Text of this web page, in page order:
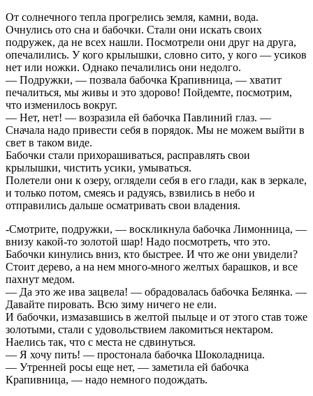
От солнечного тепла прогрелись земля, камни, вода.
Очнулись ото сна и бабочки. Стали они искать своих
подружек, да не всех нашли. Посмотрели они друг на друга,
опечалились. У кого крылышки, словно сито, у кого — усиков
нет или ножки. Однако печалились они недолго.
— Подружки, — позвала бабочка Крапивница, — хватит
печалиться, мы живы и это здорово! Пойдемте, посмотрим,
что изменилось вокруг.
— Нет, нет! — возразила ей бабочка Павлиний глаз. —
Сначала надо привести себя в порядок. Мы не можем выйти в
свет в таком виде.
Бабочки стали прихорашиваться, расправлять свои
крылышки, чистить усики, умываться.
Полетели они к озеру, оглядели себя в его глади, как в зеркале,
и только потом, смеясь и радуясь, взвились в небо и
отправились дальше осматривать свои владения.
-Смотрите, подружки, — воскликнула бабочка Лимонница, —
внизу какой-то золотой шар! Надо посмотреть, что это.
Бабочки кинулись вниз, кто быстрее. И что же они увидели?
Стоит дерево, а на нем много-много желтых барашков, и все
пахнут медом.
— Да это же ива зацвела! — обрадовалась бабочка Белянка. —
Давайте пировать. Всю зиму ничего не ели.
И бабочки, измазавшись в желтой пыльце и от этого став тоже
золотыми, стали с удовольствием лакомиться нектаром.
Наелись так, что с места не сдвинуться.
— Я хочу пить! — простонала бабочка Шоколадница.
— Утренней росы еще нет, — заметила ей бабочка
Крапивница, — надо немного подождать.